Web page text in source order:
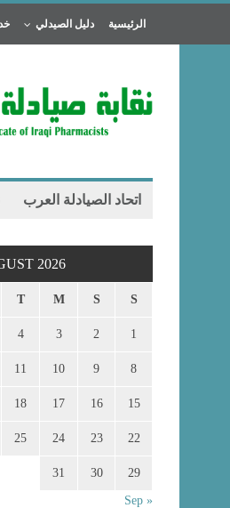
الرئيسية دليل الصيدلي
اتحاد الصيادلة العرب
2026
S
S
M
T
1
2
3
4
8
9
10
11
15
16
17
18
22
23
24
25
29
30
31
« Sep